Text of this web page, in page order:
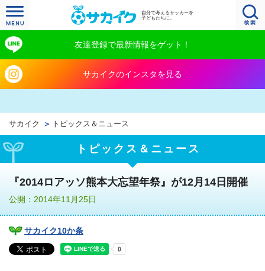
自分で考えるサッカーを
子どもたちに。
友達登録で最新情報をゲット！
サカイクのインスタを見る
サカイク トピックス＆ニュース
トピックス＆ニュース
『2014ロアッソ熊本大忘望年祭』が12月14日開催
公開：2014年11月25日
サカイク10か条